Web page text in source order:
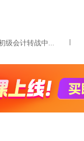
级会计转战中...